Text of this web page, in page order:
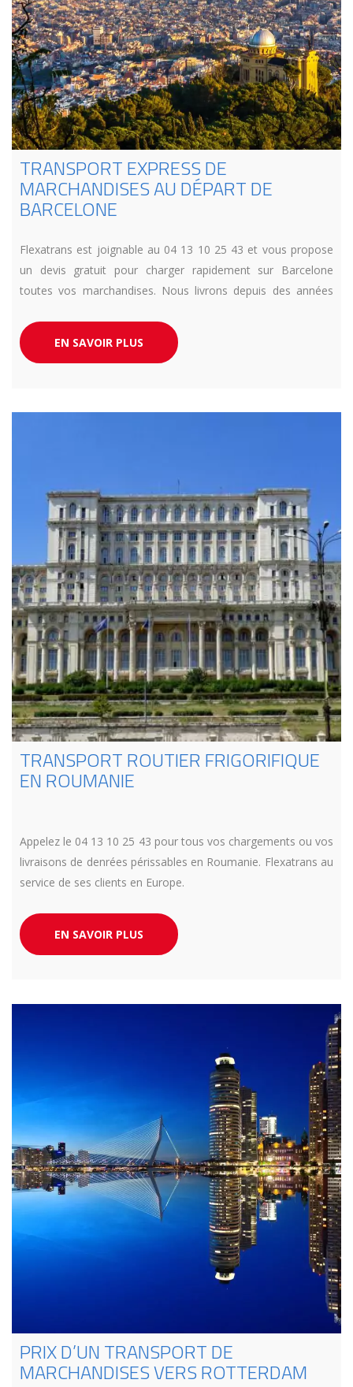
TRANSPORT EXPRESS DE
MARCHANDISES AU DÉPART DE
BARCELONE
Flexatrans est joignable au 04 13 10 25 43 et vous propose
un devis gratuit pour charger rapidement sur Barcelone
toutes vos marchandises. Nous livrons depuis des années
vos exigences délais garantit.
EN SAVOIR PLUS
TRANSPORT ROUTIER FRIGORIFIQUE
EN ROUMANIE
Appelez le 04 13 10 25 43 pour tous vos chargements ou vos
livraisons de denrées périssables en Roumanie. Flexatrans au
service de ses clients en Europe.
EN SAVOIR PLUS
PRIX D’UN TRANSPORT DE
MARCHANDISES VERS ROTTERDAM